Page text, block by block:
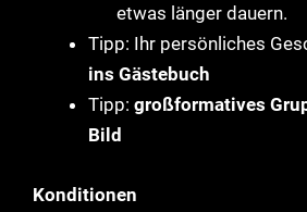
etwas länger dauern.
Tipp: Ihr persönliches
ins Gästebuch
Tipp: großformatives
Bild
Konditionen